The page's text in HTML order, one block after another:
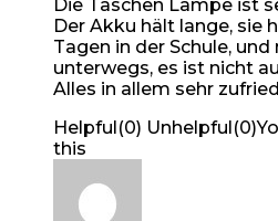
Die Taschen Lampe ist
Der Akku hält lange, sie
Tagen in der Schule,
unterwegs, es ist nicht
Alles in allem sehr
Helpful(0) Unhelpful(0)
this